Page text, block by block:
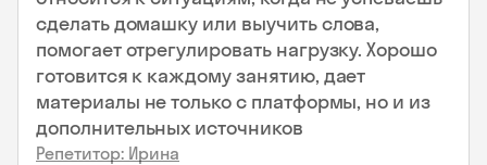
сделать домашку или выучить слова,
помогает отрегулировать нагрузку. Хорошо
готовится к каждому занятию, дает
материалы не только с платформы, но и из
дополнительных источников
Репетитор: Ирина